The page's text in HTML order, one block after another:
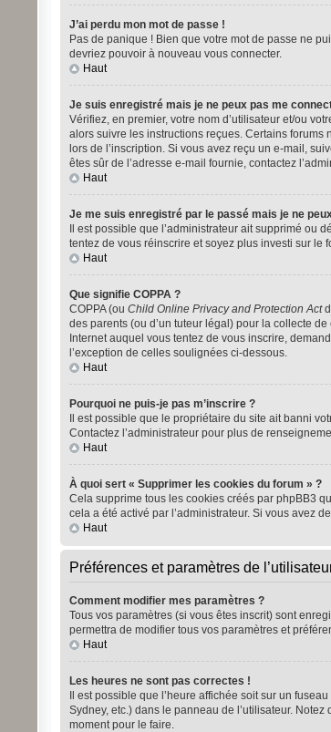
J’ai perdu mon mot de passe !
Pas de panique ! Bien que votre mot de passe ne
devriez pouvoir à nouveau vous connecter.
Haut
Je suis enregistré mais je ne peux pas me
Vérifiez, en premier, votre nom d’utilisateur et/ou
alors suivre les instructions reçues. Certains
lors de l’inscription. Si vous avez reçu un e-mail,
êtes sûr de l’adresse e-mail fournie, contactez
Haut
Je me suis enregistré par le passé mais je ne
Il est possible que l’administrateur ait supprimé
tentez de vous réinscrire et soyez plus investi sur le
Haut
Que signifie COPPA ?
COPPA (ou Child Online Privacy and Protection Act
des parents (ou d’un tuteur légal) pour la collecte
Internet auquel vous tentez de vous inscrire,
l’exception de celles soulignées ci-dessous.
Haut
Pourquoi ne puis-je pas m’inscrire ?
Il est possible que le propriétaire du site ait banni
Contactez l’administrateur pour plus de
Haut
À quoi sert « Supprimer les cookies du forum » ?
Cela supprime tous les cookies créés par phpBB3
cela a été activé par l’administrateur. Si vous avez
Haut
Préférences et paramètres de
Comment modifier mes paramètres ?
Tous vos paramètres (si vous êtes inscrit) sont
permettra de modifier tous vos paramètres et
Haut
Les heures ne sont pas correctes !
Il est possible que l’heure affichée soit sur un
Sydney, etc.) dans le panneau de l’utilisateur.
moment pour le faire.